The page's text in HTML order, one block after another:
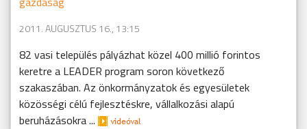
2011. AUGUSZTUS 16., 13:15
82 vasi település pályázhat közel 400 millió forintos
keretre a LEADER program soron következő
szakaszában. Az önkormányzatok és egyesületek
közösségi célú fejlesztéskre, vállalkozási alapú
beruházásokra ...